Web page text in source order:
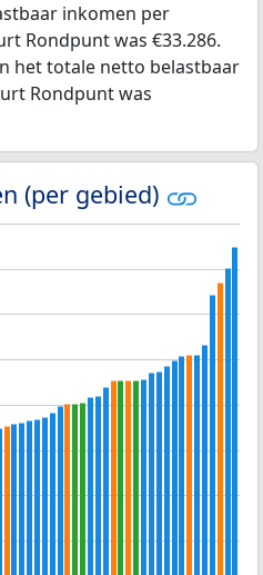
inkomen per
Rondpunt was €33.286.
het totale netto belastbaar
Rondpunt was
(per gebied)